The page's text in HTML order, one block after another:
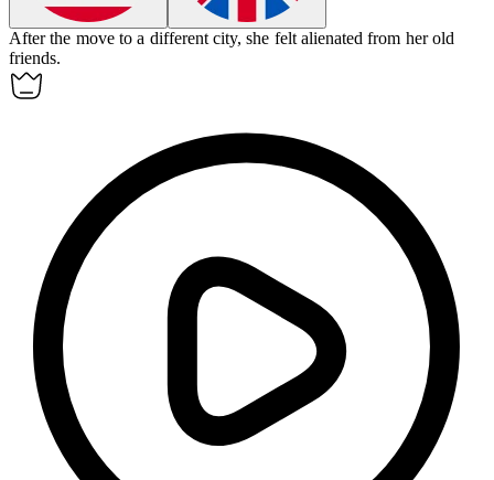
After the move to a different city, she felt alienated from her old
friends.